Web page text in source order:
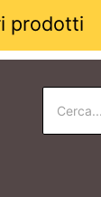
prodotti